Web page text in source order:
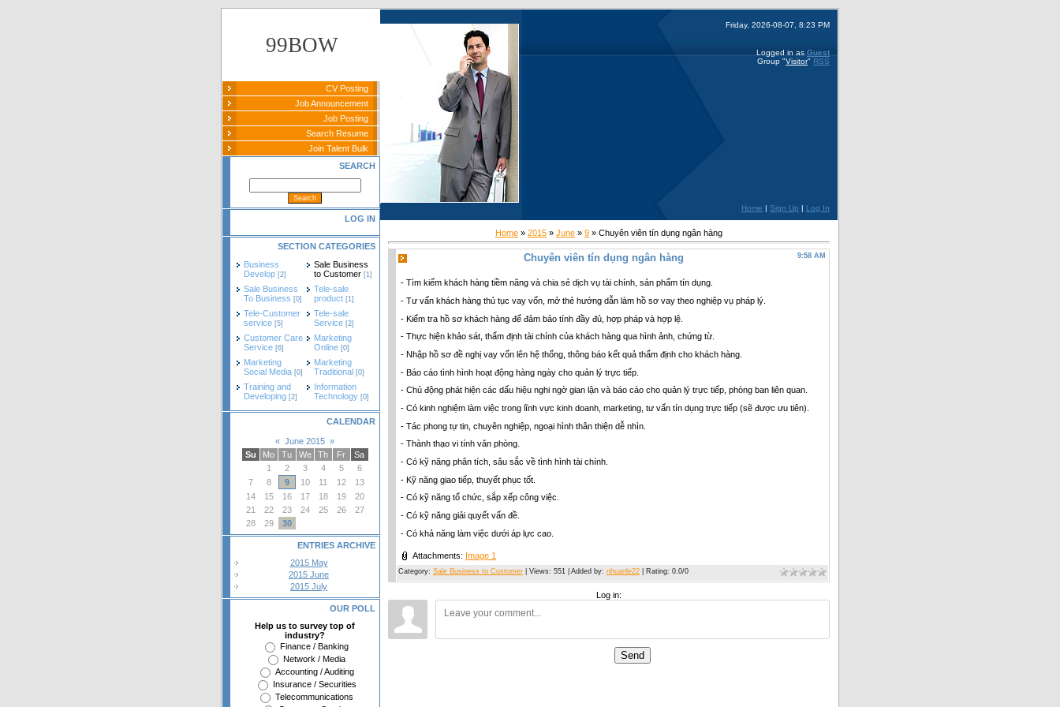
99BOW
CV Posting
Job Announcement
Job Posting
Search Resume
Join Talent Bulk
SEARCH
LOG IN
SECTION CATEGORIES
Business
Develop [2]
Sale Business
to Customer [1]
Sale Business
To Business [0]
Tele-sale
product [1]
Tele-Customer
service [5]
Tele-sale
Service [2]
Customer Care
Service [6]
Marketing
Online [0]
Marketing
Social Media [0]
Marketing
Traditional [0]
Training and
Developing [2]
Information
Technology [0]
CALENDAR
« June 2015 »
Su
Mo Tu We Th Fr
Sa
1
2 3 4 5
6
7
8 9 10 11 12
13
14
15 16 17 18 19
20
21
22 23 24 25 26
27
28
29 30
ENTRIES ARCHIVE
2015 May
2015 June
2015 July
OUR POLL
Help us to survey top of
industry?
Finance / Banking
Network / Media
Accounting / Auditing
Insurance / Securities
Telecommunications
Friday, 2026-08-07, 8:23 PM
Logged in as Guest
Group "Visitor" RSS
Home | Sign Up | Log In
Home » 2015 » June » 9 » Chuyên viên tín dụng ngân hàng
9:58 AM
Chuyên viên tín dụng ngân hàng
- Tìm kiếm khách hàng tiềm năng và chia sẻ dịch vụ tài chính, sản phẩm tín dụng.
- Tư vấn khách hàng thủ tục vay vốn, mở thẻ hướng dẫn làm hồ sơ vay theo nghiệp vụ pháp lý.
- Kiểm tra hồ sơ khách hàng để đảm bảo tính đầy đủ, hợp pháp và hợp lệ.
- Thực hiện khảo sát, thẩm định tài chính của khách hàng qua hình ảnh, chứng từ.
- Nhập hồ sơ đề nghị vay vốn lên hệ thống, thông báo kết quả thẩm định cho khách hàng.
- Báo cáo tình hình hoạt động hàng ngày cho quản lý trực tiếp.
- Chủ động phát hiện các dấu hiệu nghi ngờ gian lận và báo cáo cho quản lý trực tiếp, phòng ban liên quan.
- Có kinh nghiệm làm việc trong lĩnh vực kinh doanh, marketing, tư vấn tín dụng trực tiếp (sẽ được ưu tiên).
- Tác phong tự tin, chuyên nghiệp, ngoại hình thân thiện dễ nhìn.
- Thành thạo vi tính văn phòng.
- Có kỹ năng phân tích, sâu sắc về tình hình tài chính.
- Kỹ năng giao tiếp, thuyết phục tốt.
- Có kỹ năng tổ chức, sắp xếp công việc.
- Có kỹ năng giải quyết vấn đề.
- Có khả năng làm việc dưới áp lực cao.
Attachments: Image 1
Category: Sale Business to Customer Views: 551 Added by: nhuanle22 Rating: 0.0/0
Log in:
Send